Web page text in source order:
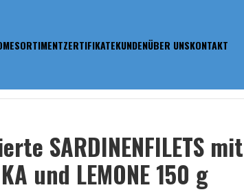
SORTIMENTZERTIFIKATEKUNDENÜBER UNSKONTAKT
SARDINENFILETS mit
und LEMONE 150 g